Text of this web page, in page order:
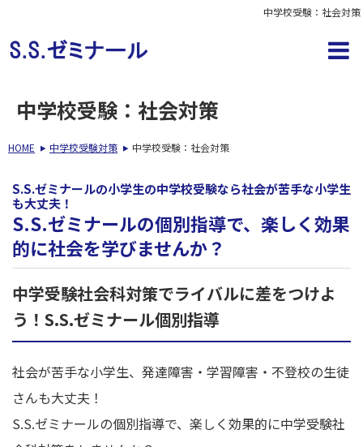
中学校受験：社会対策
中学校受験：社会対策
HOME 中学校受験対策 中学校受験：社会対策
S.S.ゼミナールの小学生の中学校受験なら社会が苦手な小学生
も大丈夫！
S.S.ゼミナールの個別指導で、楽しく効果
的に社会を学びませんか？
中学受験社会科対策でライバルに差をつけよ
う！S.S.ゼミナール個別指導
社会が苦手な小学生、発達障害・学習障害・不登校の生徒
さんも大丈夫！
S.S.ゼミナールの個別指導で、楽しく効果的に中学受験社